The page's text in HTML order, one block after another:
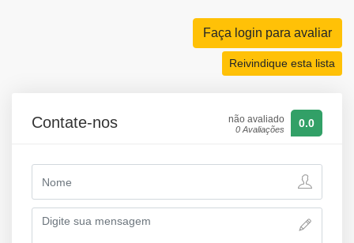
Faça login para avaliar
Reivindique esta lista
Contate-nos não avaliado
0 Avaliações 0.0